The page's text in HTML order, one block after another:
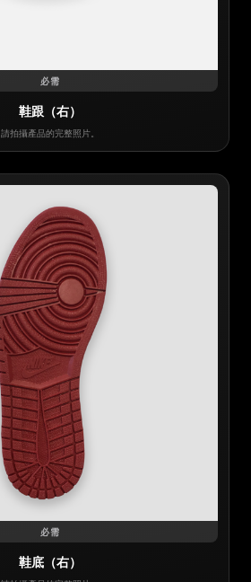
必需
鞋跟（右）
請拍攝產品的完整照片。
必需
鞋底（右）